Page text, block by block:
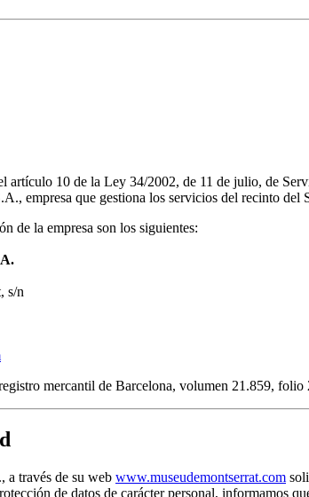
artículo 10 de la Ley 34/2002, de 11 de julio, de
empresa que gestiona los servicios del recinto del
de la empresa son los siguientes:
s/n
mercantil de Barcelona, volumen 21.859,
través de su web www.museudemontserrat.com
de datos de carácter personal,